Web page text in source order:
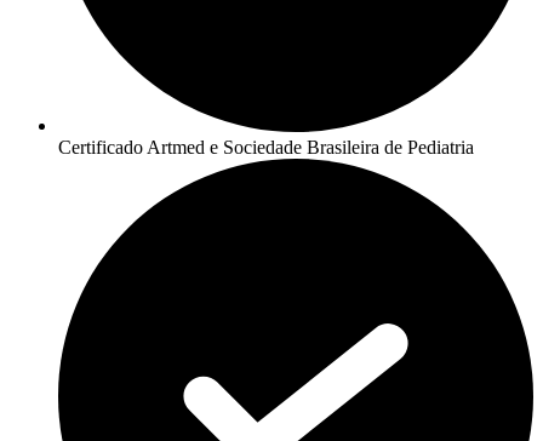
Certificado Artmed e Sociedade Brasileira de Pediatria